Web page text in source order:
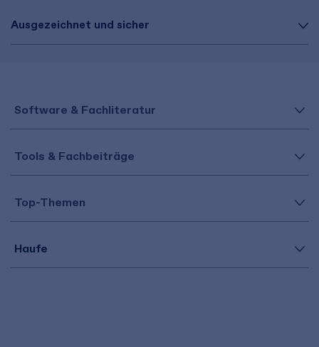
Ausgezeichnet und sicher
Software & Fachliteratur
Tools & Fachbeiträge
Top-Themen
Haufe